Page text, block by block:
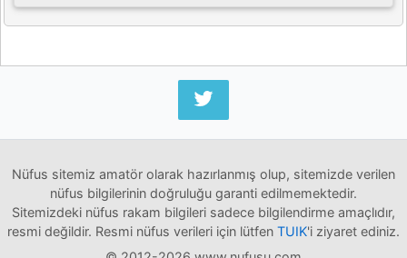
Nüfus sitemiz amatör olarak hazırlanmış olup, sitemizde verilen
nüfus bilgilerinin doğruluğu garanti edilmemektedir.
Sitemizdeki nüfus rakam bilgileri sadece bilgilendirme amaçlıdır,
resmi değildir. Resmi nüfus verileri için lütfen TUIK'i ziyaret ediniz.